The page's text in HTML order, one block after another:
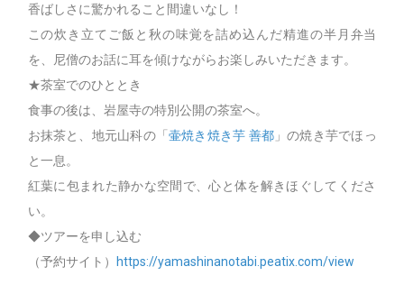
香ばしさに驚かれること間違いなし！
この炊き立てご飯と秋の味覚を詰め込んだ精進の半月弁当
を、尼僧のお話に耳を傾けながらお楽しみいただきます。
★茶室でのひととき
食事の後は、岩屋寺の特別公開の茶室へ。
お抹茶と、地元山科の「 壷焼き焼き芋 善都」の焼き芋でほっ
と一息。
紅葉に包まれた静かな空間で、心と体を解きほぐしてくださ
い。
◆ツアーを申し込む
（予約サイト）
https://yamashinanotabi.peatix.com/view